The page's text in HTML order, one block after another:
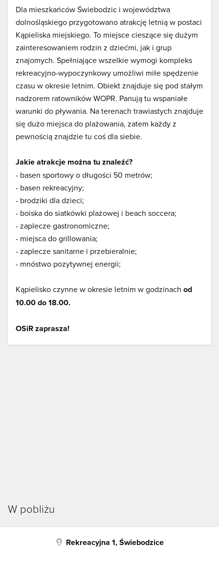
Dla mieszkańców Świebodzic i województwa
dolnośląskiego przygotowano atrakcję letnią w postaci
Kąpieliska miejskiego. To miejsce cieszące się dużym
zainteresowaniem rodzin z dziećmi, jak i grup
znajomych. Spełniające wszelkie wymogi kompleks
rekreacyjno-wypoczynkowy umożliwi miłe spędzenie
czasu w okresie letnim. Obiekt znajduje się pod stałym
nadzorem ratowników WOPR. Panują tu wspaniałe
warunki do pływania. Na terenach trawiastych znajduje
się dużo miejsca do plażowania, zatem każdy z
pewnością znajdzie tu coś dla siebie.
Jakie atrakcje można tu znaleźć?
- basen sportowy o długości 50 metrów;
- basen rekreacyjny;
- brodziki dla dzieci;
- boiska do siatkówki plażowej i beach soccera;
- zaplecze gastronomiczne;
- miejsca do grillowania;
- zaplecze sanitarne i przebieralnie;
- mnóstwo pozytywnej energii;
Kąpielisko czynne w okresie letnim w godzinach od
10.00 do 18.00.
OSiR zaprasza!
W pobliżu
Rekreacyjna 1, Świebodzice